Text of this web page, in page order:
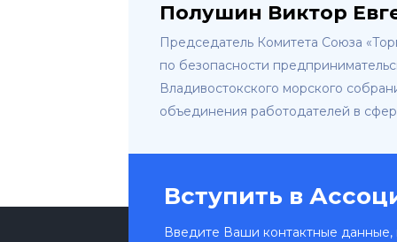
Полушин Виктор
Председатель Комитета Союза
по безопасности
Владивостокского морского
объединения работодателей в
Вступить в
Введите Ваши контактные